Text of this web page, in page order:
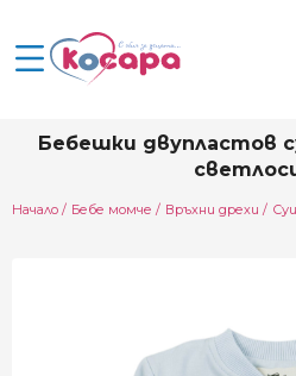
Бебешки двупластов
Начало Бебе момче Връхни дрехи